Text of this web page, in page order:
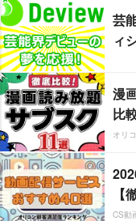
芸
ィ
漫
比
オリ
【
CS動